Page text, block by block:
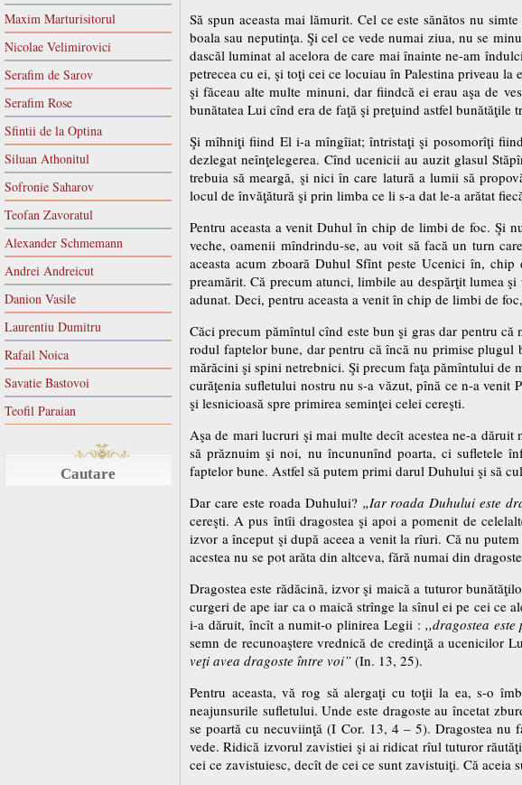
Maxim Marturisitorul
Nicolae Velimirovici
Serafim de Sarov
Serafim Rose
Sfintii de la Optina
Siluan Athonitul
Sofronie Saharov
Teofan Zavoratul
Alexander Schmemann
Andrei Andreicut
Danion Vasile
Laurentiu Dumitru
Rafail Noica
Savatie Bastovoi
Teofil Paraian
Cautare
Să spun aceasta mai lămurit. Cel ce este sănătos nu
boala sau neputinţa. Şi cel ce vede numai ziua, nu se
dascăl luminat al acelora de care mai înainte ne-am
petrecea cu ei, şi toţi cei ce locuiau în Palestina priveau
şi făceau alte multe minuni, dar fiindcă ei erau aşa de
bunătatea Lui cînd era de faţă şi preţuind astfel
Şi mîhniţi fiind El i-a mîngîiat; întristaţi şi posomorîţi
dezlegat neînţelegerea. Cînd ucenicii au auzit glasul
trebuia să meargă, şi nici în care latură a lumii să
locul de învăţătură şi prin limba ce li s-a dat le-a arătat
Pentru aceasta a venit Duhul în chip de limbi de foc. Şi
veche, oamenii mîndrindu-se, au voit să facă un turn
aceasta acum zboară Duhul Sfînt peste Ucenici în,
preamărit. Că precum atunci, limbile au despărţit lumea
adunat. Deci, pentru aceasta a venit în chip de limbi de
Căci precum pămîntul cînd este bun şi gras dar pentru
rodul faptelor bune, dar pentru că încă nu primise plugul
mărăcini şi spini netrebnici. Şi precum faţa pămîntului de
curăţenia sufletului nostru nu s-a văzut, pînă ce n-a
şi lesnicioasă spre primirea seminţei celei cereşti.
Aşa de mari lucruri şi mai multe decît acestea ne-a
să prăznuim şi noi, nu încununînd poarta, ci sufletele
faptelor bune. Astfel să putem primi darul Duhului şi să
Dar care este roada Duhului? „Iar roada Duhului este
cereşti. A pus întîi dragostea şi apoi a pomenit de
izvor a început şi după aceea a venit la rîuri. Că nu
acestea nu se pot arăta din altceva, fără numai din
Dragostea este rădăcină, izvor şi maică a tuturor
curgeri de ape iar ca o maică strînge la sînul ei pe cei ce
i-a dăruit, încît a numit-o plinirea Legii : ,,dragostea
semn de recunoaştere vrednică de credinţă a ucenicilor
veţi avea dragoste între voi” (In. 13, 25).
Pentru aceasta, vă rog să alergaţi cu toţii la ea, s-o
neajunsurile sufletului. Unde este dragoste au încetat
se poartă cu necuviinţă (I Cor. 13, 4 – 5). Dragostea nu
vede. Ridică izvorul zavistiei şi ai ridicat rîul tuturor
cei ce zavistuiesc, decît de cei ce sunt zavistuiţi. Că aceia